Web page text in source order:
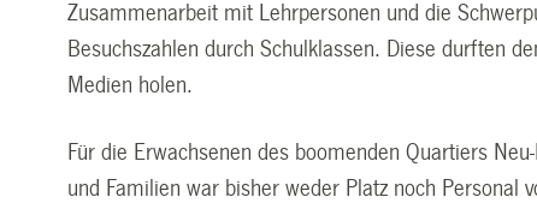
Zusammenarbeit mit Lehrpersonen und die
Besuchszahlen durch Schulklassen. Diese durften
Medien holen.
Für die Erwachsenen des boomenden Quartiers
und Familien war bisher weder Platz noch